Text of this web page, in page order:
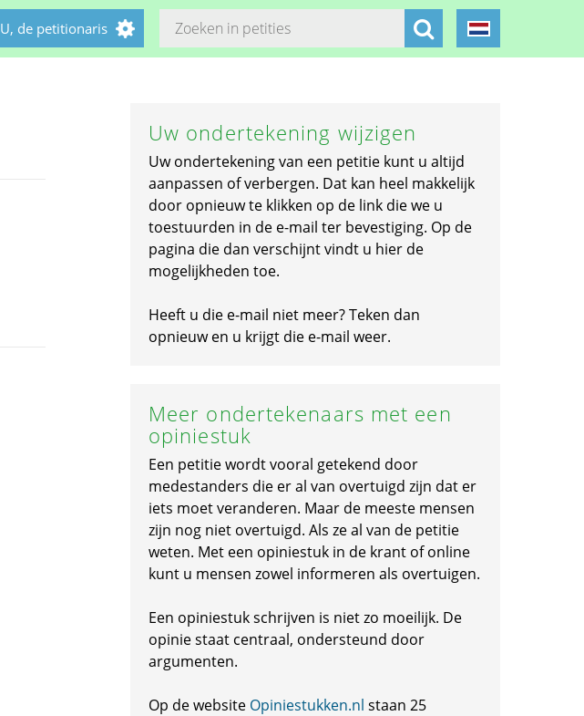
U, de petitionaris
Uw ondertekening wijzigen
Uw ondertekening van een petitie kunt u altijd
aanpassen of verbergen. Dat kan heel makkelijk
door opnieuw te klikken op de link die we u
toestuurden in de e-mail ter bevestiging. Op de
pagina die dan verschijnt vindt u hier de
mogelijkheden toe.
Heeft u die e-mail niet meer? Teken dan
opnieuw en u krijgt die e-mail weer.
Meer ondertekenaars met een
opiniestuk
Een petitie wordt vooral getekend door
medestanders die er al van overtuigd zijn dat er
iets moet veranderen. Maar de meeste mensen
zijn nog niet overtuigd. Als ze al van de petitie
weten. Met een opiniestuk in de krant of online
kunt u mensen zowel informeren als overtuigen.
Een opiniestuk schrijven is niet zo moeilijk. De
opinie staat centraal, ondersteund door
argumenten.
Op de website Opiniestukken.nl staan 25